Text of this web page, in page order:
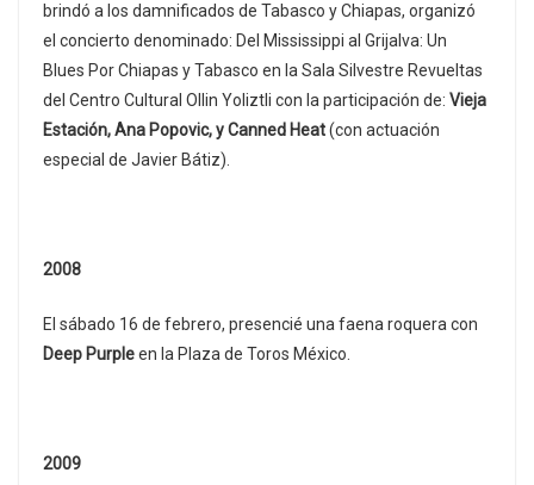
brindó a los damnificados de Tabasco y Chiapas, organizó
el concierto denominado: Del Mississippi al Grijalva: Un
Blues Por Chiapas y Tabasco en la Sala Silvestre Revueltas
del Centro Cultural Ollin Yoliztli con la participación de: Vieja
Estación, Ana Popovic, y Canned Heat(con actuación
especial de Javier Bátiz).
2008
El sábado 16 de febrero, presencié una faena roquera con
Deep Purpleen la Plaza de Toros México.
2009